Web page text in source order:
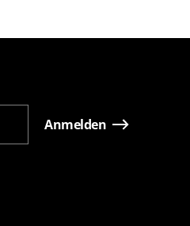
Anmelden